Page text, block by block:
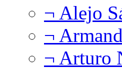
¬ Alejo
¬
¬ Arturo